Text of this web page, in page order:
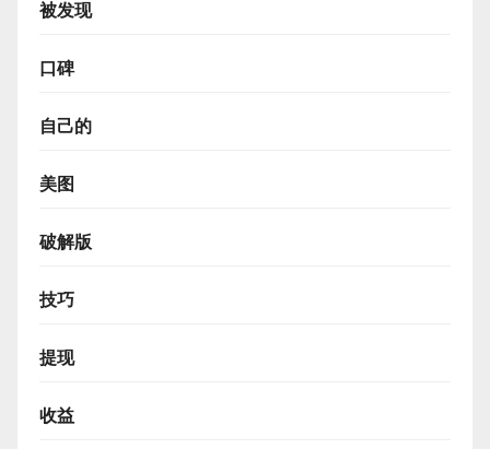
被发现
口碑
自己的
美图
破解版
技巧
提现
收益